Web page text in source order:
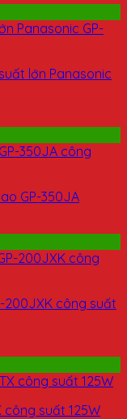
lớn Panasonic
GP-350JA
200JXK công suất
công suất 125W